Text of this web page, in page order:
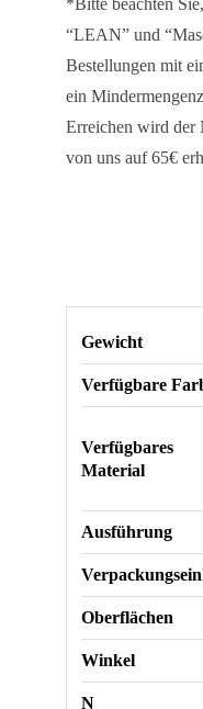
*Bitte beachten
“LEAN” und
Bestellungen mit
ein
Erreichen wird der
von uns auf 65€
Gewicht
Verfügbare
Verfügbares
Material
Ausführung
Oberflächen
Winkel
N